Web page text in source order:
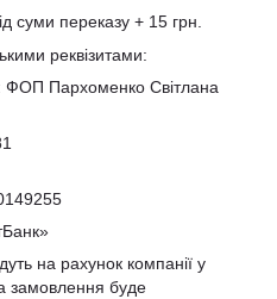
суми переказу + 15 грн.
реквізитами:
Пархоменко Світлана
на рахунок компанії у
замовлення буде